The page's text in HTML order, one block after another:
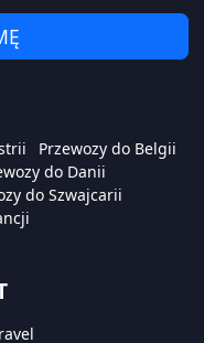
Przewozy do Belgii
do Danii
do Szwajcarii